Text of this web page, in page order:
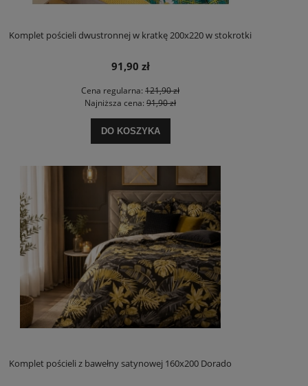
Komplet pościeli dwustronnej w kratkę 200x220 w stokrotki
91,90 zł
Cena regularna: 121,90 zł
Najniższa cena: 91,90 zł
DO KOSZYKA
Komplet pościeli z bawełny satynowej 160x200 Dorado